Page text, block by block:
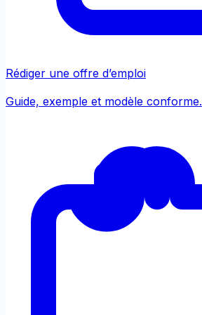
Rédiger une offre d’emploi
Guide, exemple et modèle conforme.